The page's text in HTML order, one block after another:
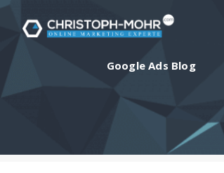
Google Ads Blog